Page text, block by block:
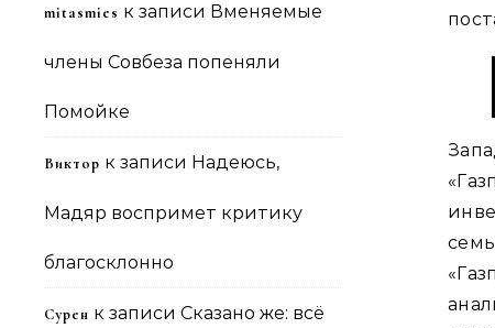
mitasmies к записи Вменяемые
члены Совбеза попеняли
Помойке
Виктор к записи Надеюсь,
Мадяр воспримет критику
благосклонно
Сурен к записи Сказано же: всё